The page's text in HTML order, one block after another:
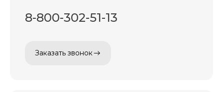
8-800-302-51-13
Заказать звонок